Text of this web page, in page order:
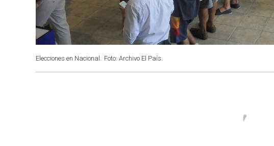
Elecciones en Nacional. Foto: Archivo El País.